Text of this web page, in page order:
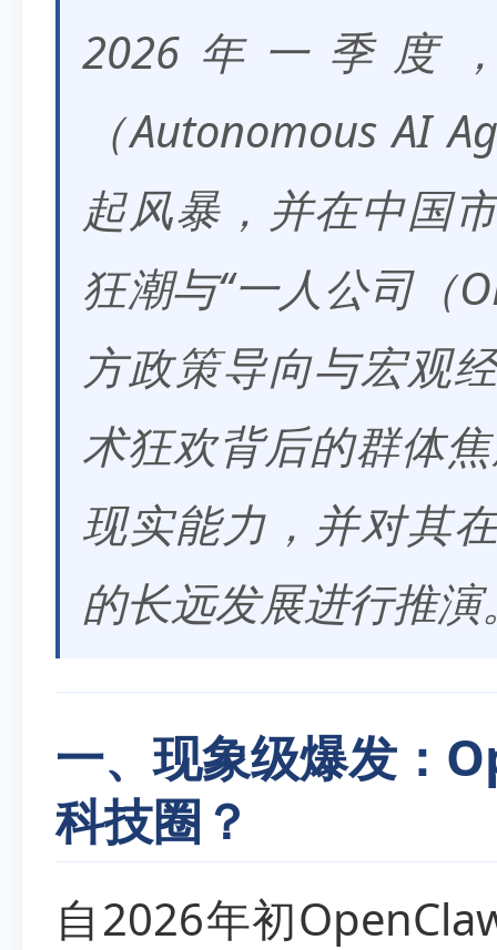
2026年一季度
（Autonomous AI
起风暴，并在中国
狂潮与“一人公司（
方政策导向与宏观
术狂欢背后的群体
现实能力，并对其
的长远发展进行推演
一、现象级爆发：
科技圈？
自2026年初